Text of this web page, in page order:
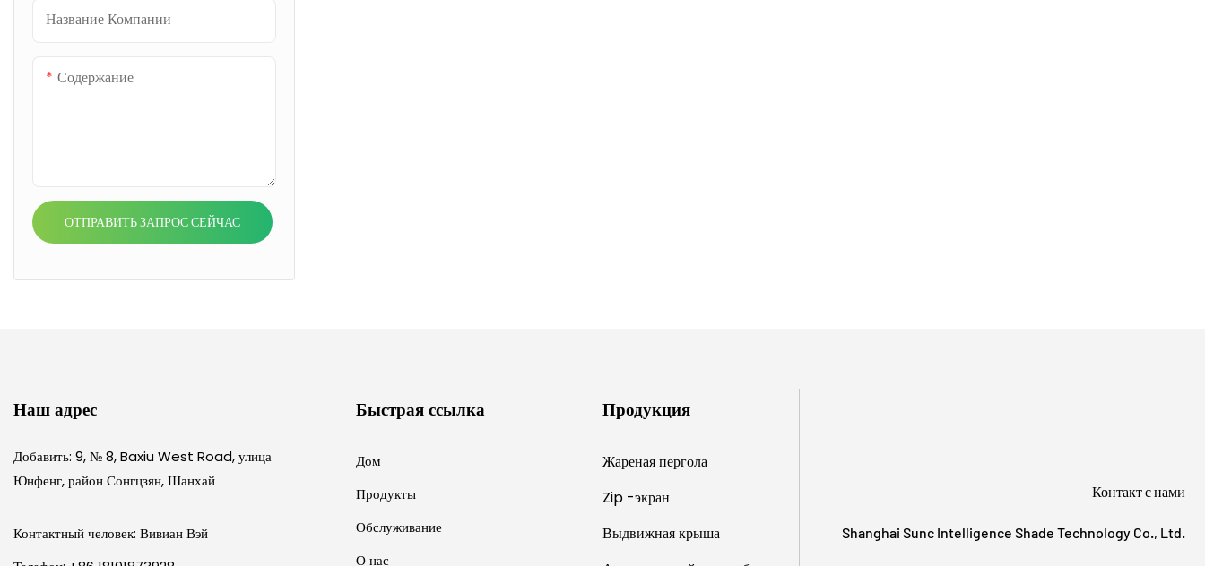
Название Компании
Содержание
ОТПРАВИТЬ ЗАПРОС СЕЙЧАС
Наш адрес
Добавить: 9, № 8, Baxiu West Road, улица
Юнфенг, район Сонгцзян, Шанхай
Контактный человек: Вивиан Вэй
Быстрая ссылка
Дом
Продукты
Обслуживание
О нас
Продукция
Жареная пергола
Zip -экран
Выдвижная крыша
Контакт с нами
Shanghai Sunc Intelligence Shade Technology Co., Ltd.